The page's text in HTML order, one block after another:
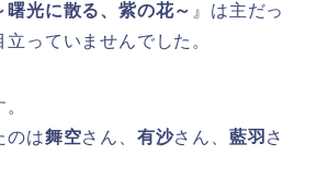
曙光に散る、紫の花～ 』は主だっ
っていませんでした。
のは舞空さん、 有沙さん、 藍羽 さ